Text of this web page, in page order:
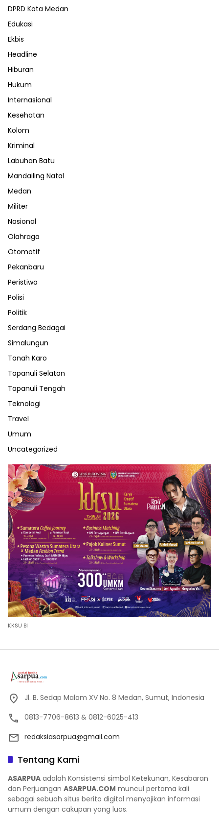
DPRD Kota Medan
Edukasi
Ekbis
Headline
Hiburan
Hukum
Internasional
Kesehatan
Kolom
Kriminal
Labuhan Batu
Mandailing Natal
Medan
Militer
Nasional
Olahraga
Otomotif
Pekanbaru
Peristiwa
Polisi
Politik
Serdang Bedagai
Simalungun
Tanah Karo
Tapanuli Selatan
Tapanuli Tengah
Teknologi
Travel
Umum
Uncategorized
KKSU BI
Jl. B. Sedap Malam XV No. 8 Medan, Sumut, Indonesia
0813-7706-8613 & 0812-6025-413
redaksiasarpua@gmail.com
Tentang Kami
ASARPUA adalah Konsistensi simbol Ketekunan, Kesabaran
dan Perjuangan ASARPUA.COM muncul pertama kali
sebagai sebuah situs berita digital menyajikan informasi
umum dengan cakupan yang luas.